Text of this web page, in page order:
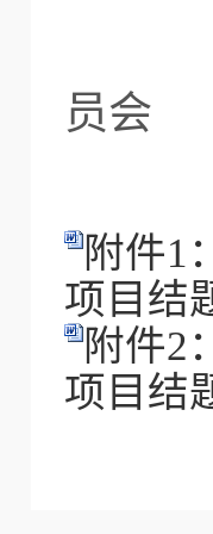
员会
附件1
项目结
附件2
项目结